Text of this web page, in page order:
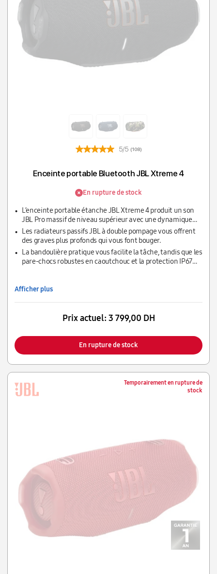
5/5 (108)
Enceinte portable Bluetooth JBL Xtreme 4
En rupture de stock
L’enceinte portable étanche JBL Xtreme 4 produit un son
JBL Pro massif de niveau supérieur avec une dynamique
incroyable, même au volume le plus élevé, grâce à deux
haut-parleurs de graves puissants et deux haut-parleurs
haute fréquence.
Les radiateurs passifs JBL à double pompage vous offrent
des graves plus profonds qui vous font bouger.
La bandoulière pratique vous facilite la tâche, tandis que les
pare-chocs robustes en caoutchouc et la protection IP67
pas de vous amuser.
Afficher plus
Prix actuel: 3 799,00 DH
En rupture de stock
Temporairement en rupture de
stock